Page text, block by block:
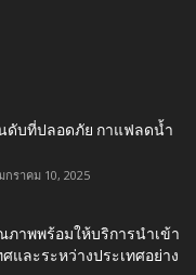
ดับที่ปลอดภัย กาแฟลดน้ำ
กราคม 10, 2025
าพพร้อมให้บริการนำเข้า
และระหว่างประเทศอย่าง